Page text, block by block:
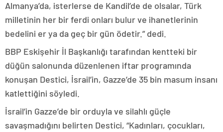
Almanya’da, isterlerse de Kandil’de de olsalar, Türk
milletinin her bir ferdi onları bulur ve ihanetlerinin
bedelini er ya da geç bir gün ödetir.” dedi.
BBP Eskişehir İl Başkanlığı tarafından kentteki bir
düğün salonunda düzenlenen iftar programında
konuşan Destici, İsrail’in, Gazze’de 35 bin masum insanı
katlettiğini söyledi.
İsrail’in Gazze’de bir orduyla ve silahlı güçle
savaşmadığını belirten Destici, “Kadınları, çocukları,